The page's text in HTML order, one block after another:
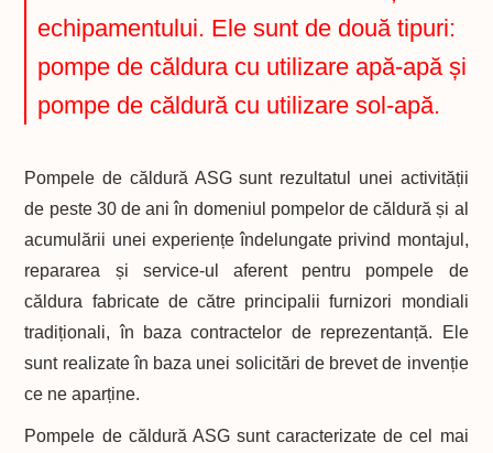
echipamentului. Ele sunt de două tipuri:
pompe de căldura cu utilizare apă-apă și
pompe de căldură cu utilizare sol-apă.
Pompele de căldură ASG sunt rezultatul unei activității
de peste 30 de ani în domeniul pompelor de căldură și al
acumulării unei experiențe îndelungate privind montajul,
repararea și service-ul aferent pentru pompele de
căldura fabricate de către principalii furnizori mondiali
tradiționali, în baza contractelor de reprezentanță. Ele
sunt realizate în baza unei solicitări de brevet de invenție
ce ne aparține.
Pompele de căldură ASG sunt caracterizate de cel mai